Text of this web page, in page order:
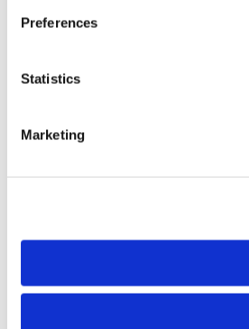
Preferences
Statistics
Marketing